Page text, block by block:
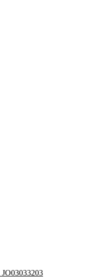
JO03033203